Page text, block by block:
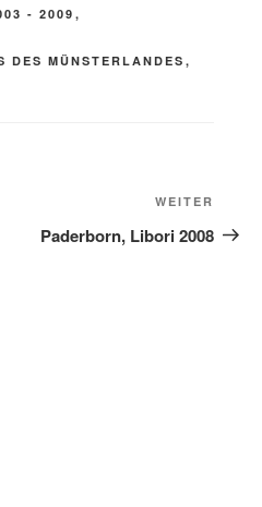
- 2009 ,
DES MÜNSTERLANDES
,
Beitrag
WEITER
Paderborn, Libori 2008